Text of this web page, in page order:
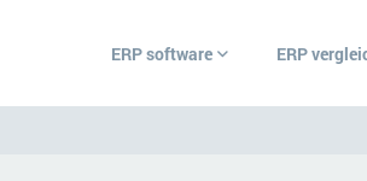
ERP software ERP